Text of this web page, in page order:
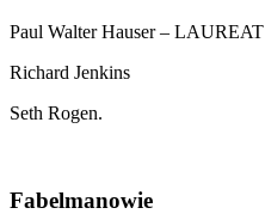
Paul Walter Hauser – LAUREAT
Richard Jenkins
Seth Rogen.
Fabelmanowie